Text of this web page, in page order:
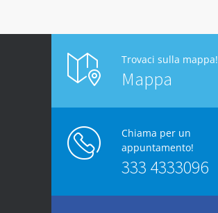
Trovaci sulla mappa!
Mappa
Chiama per un
appuntamento!
333 4333096